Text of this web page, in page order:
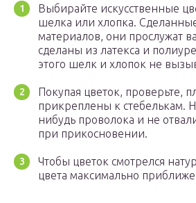
Выбирайте искусственные
шелка или хлопка.
материалов, они прослужат
сделаны из латекса и
этого шелк и хлопок не
Покупая цветок, проверьте,
прикреплены к стебелькам.
нибудь проволока и не
при прикосновении.
Чтобы цветок смотрелся
цвета максимально